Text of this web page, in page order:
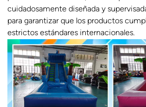
cuidadosamente diseñada y
para garantizar que los productos
estrictos estándares internacionales.